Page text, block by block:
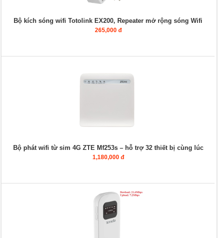
Bộ kích sóng wifi Totolink EX200, Repeater mở rộng sóng Wifi
265,000 đ
Bộ phát wifi từ sim 4G ZTE Mf253s – hỗ trợ 32 thiết bị cùng lúc
1,180,000 đ